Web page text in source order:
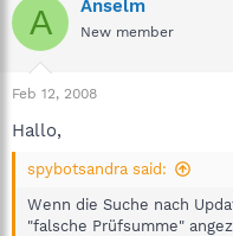
A Anselm
New member
Feb 12, 2008
Hallo,
spybotsandra said:
Wenn die Suche nach
"falsche Prüfsumme"